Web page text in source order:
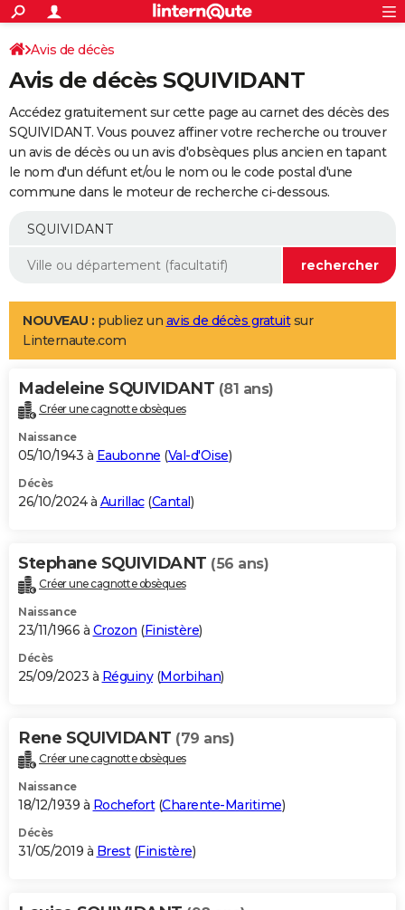
ACTUALITÉS
Politique
Société
Faits Divers
Education
Monde
Villes
+
SPORT
Coupe du monde 2026
Football
Tennis
Cyclisme
Rugby
Forum
Programme TV
TNT
Streaming
Cinéma
Sorties cinéma
Musique
+
FINANCE
Impôts
Immobilier
Risques naturels par ville
Banque
Assurance
Crédit
AUTO
Essais
Réserver un essai
Citadines
Berlines
SUV
Forum auto
+
Mobiles
Meilleur smartphone
Internet
Ordinateurs
Jeux vidéo
Guide high-tech
Aménagement intérieur
LIFESTYLE
Art de vivre
Bien-être
Loisirs
Mode
Modes de vie
Alimentation
Guide de la santé
Maladies
Médicaments
Sommeil
VOYAGE
Destinations
City break
Voyage nature
Voyage de noces
Forum
Climat
+PHOTO
GUIDES D'ACHAT
BONS PLANS
Carte de Noël
Carte Bonne année
Carte Saint-Valentin
Carte Pâques
Carte d'anniversaire
DICTIONNAIRE
Dictionnaire
Biographies
Citations
Expressions
Proverbes
PROGRAMME TV
S'inscrire
Se connecter
Lycées
Collèges
Primaires
Universités
Entreprises
Service militaire
Avis de recherche
AVIS DE DÉCÈS
Bricolage
Lifestyle
Culture
Sport
Auto
Television
Voyage
Cinema
Avis de décès
Avis de décès SQUIVIDANT
Accédez gratuitement sur cette page au carnet des décès des
SQUIVIDANT. Vous pouvez affiner votre recherche ou trouver
un avis de décès ou un avis d'obsèques plus ancien en tapant
le nom d'un défunt et/ou le nom ou le code postal d'une
commune dans le moteur de recherche ci-dessous.
NOUVEAU : publiez un avis de décès gratuitsur
Linternaute.com
Madeleine SQUIVIDANT (81 ans)
Créer une cagnotte obsèques
Naissance
05/10/1943 à Eaubonne (Val-d'Oise)
Décès
26/10/2024 à Aurillac(Cantal)
Stephane SQUIVIDANT (56 ans)
Créer une cagnotte obsèques
Naissance
23/11/1966 à Crozon (Finistère)
Décès
25/09/2023 à Réguiny(Morbihan)
Rene SQUIVIDANT (79 ans)
Créer une cagnotte obsèques
Naissance
18/12/1939 à Rochefort(Charente-Maritime)
Décès
31/05/2019 à Brest(Finistère)